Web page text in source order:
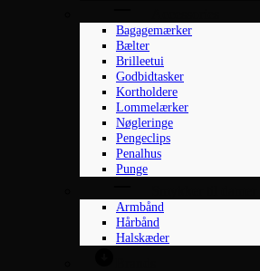
Bagagemærker
Bælter
Brilleetui
Godbidtasker
Kortholdere
Lommelærker
Nøgleringe
Pengeclips
Penalhus
Punge
Armbånd
Hårbånd
Halskæder